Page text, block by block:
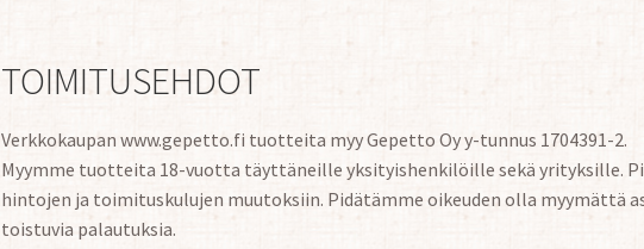
TOIMITUSEHDOT
Verkkokaupan www.gepetto.fi tuotteita myy Gepetto Oy y-tunnus 1704391-2.
Myymme tuotteita 18-vuotta täyttäneille yksityishenkilöille sekä yrityksille.
hintojen ja toimituskulujen muutoksiin. Pidätämme oikeuden olla myymättä
toistuvia palautuksia.